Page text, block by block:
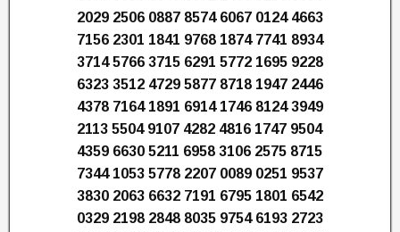
2029 2506 0887 8574 6067 0124 4663
7156 2301 1841 9768 1874 7741 8934
3714 5766 3715 6291 5772 1695 9228
6323 3512 4729 5877 8718 1947 2446
4378 7164 1891 6914 1746 8124 3949
2113 5504 9107 4282 4816 1747 9504
4359 6630 5211 6958 3106 2575 8715
7344 1053 5778 2207 0089 0251 9537
3830 2063 6632 7191 6795 1801 6542
0329 2198 2848 8035 9754 6193 2723